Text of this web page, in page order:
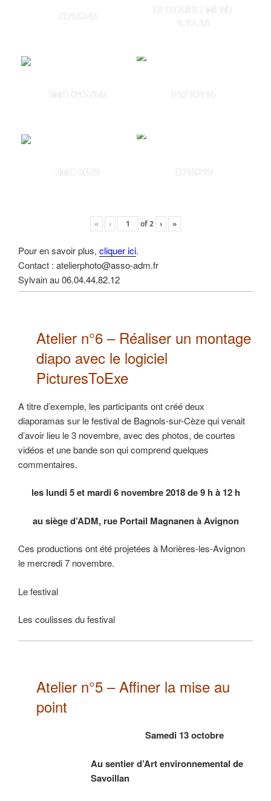
C018243
DEDOUBLEMENT
1.12.18
IMG 0157bis P1210116
IMG 0329 C018219
« ‹ of2 › »
Pour en savoir plus, cliquer ici.
Contact : atelierphoto@asso-adm.fr
Sylvain au 06.04.44.82.12
Atelier n°6 – Réaliser un montage
diapo avec le logiciel
PicturesToExe
A titre d’exemple, les participants ont créé deux
diaporamas sur le festival de Bagnols-sur-Cèze qui venait
d’avoir lieu le 3 novembre, avec des photos, de courtes
vidéos et une bande son qui comprend quelques
commentaires.
les lundi 5 et mardi 6 novembre 2018 de 9 h à 12 h
au siège d’ADM, rue Portail Magnanen à Avignon
Ces productions ont été projetées à Morières-les-Avignon
le mercredi 7 novembre.
Le festival
Les coulisses du festival
Atelier n°5 – Affiner la mise au
point
Samedi 13 octobre
Au sentier d’Art environnemental de
Savoillan